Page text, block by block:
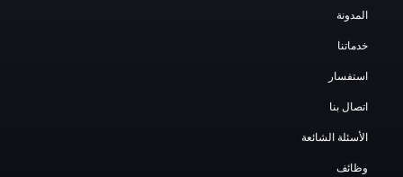
المدونة
خدماتنا
استفسار
اتصال بنا
الأسئلة الشائعة
وظائف